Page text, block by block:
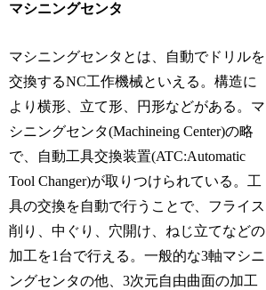
マシニングセンタ
マシニングセンタとは、自動でドリルを
交換するNC工作機械といえる。構造に
より横形、立て形、円形などがある。マ
シニングセンタ(Machineing Center)の略
で、自動工具交換装置(ATC:Automatic
Tool Changer)が取りつけられている。工
具の交換を自動で行うことで、フライス
削り、中ぐり、穴開け、ねじ立てなどの
加工を1台で行える。一般的な3軸マシニ
ングセンタの他、3次元自由曲面の加工